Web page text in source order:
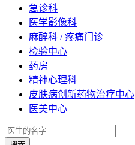
急诊科
医学影像科
麻醉科 / 疼痛门诊
检验中心
药房
精神心理科
皮肤病创新药物治疗中心
医美中心